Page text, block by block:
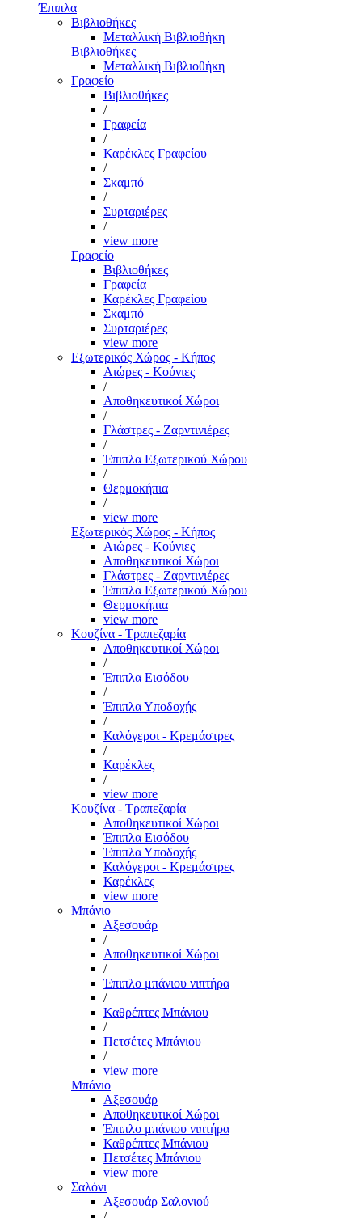
Έπιπλα
Βιβλιοθήκες
Μεταλλική Βιβλιοθήκη
Βιβλιοθήκες
Μεταλλική Βιβλιοθήκη
Γραφείο
Βιβλιοθήκες
/
Γραφεία
/
Καρέκλες Γραφείου
/
Σκαμπό
/
Συρταριέρες
/
view more
Γραφείο
Βιβλιοθήκες
Γραφεία
Καρέκλες Γραφείου
Σκαμπό
Συρταριέρες
view more
Εξωτερικός Χώρος - Κήπος
Αιώρες - Κούνιες
/
Αποθηκευτικοί Χώροι
/
Γλάστρες - Ζαρντινιέρες
/
Έπιπλα Εξωτερικού Χώρου
/
Θερμοκήπια
/
view more
Εξωτερικός Χώρος - Κήπος
Αιώρες - Κούνιες
Αποθηκευτικοί Χώροι
Γλάστρες - Ζαρντινιέρες
Έπιπλα Εξωτερικού Χώρου
Θερμοκήπια
view more
Κουζίνα - Τραπεζαρία
Αποθηκευτικοί Χώροι
/
Έπιπλα Εισόδου
/
Έπιπλα Υποδοχής
/
Καλόγεροι - Κρεμάστρες
/
Καρέκλες
/
view more
Κουζίνα - Τραπεζαρία
Αποθηκευτικοί Χώροι
Έπιπλα Εισόδου
Έπιπλα Υποδοχής
Καλόγεροι - Κρεμάστρες
Καρέκλες
view more
Μπάνιο
Αξεσουάρ
/
Αποθηκευτικοί Χώροι
/
Έπιπλο μπάνιου νιπτήρα
/
Καθρέπτες Μπάνιου
/
Πετσέτες Μπάνιου
/
view more
Μπάνιο
Αξεσουάρ
Αποθηκευτικοί Χώροι
Έπιπλο μπάνιου νιπτήρα
Καθρέπτες Μπάνιου
Πετσέτες Μπάνιου
view more
Σαλόνι
Αξεσουάρ Σαλονιού